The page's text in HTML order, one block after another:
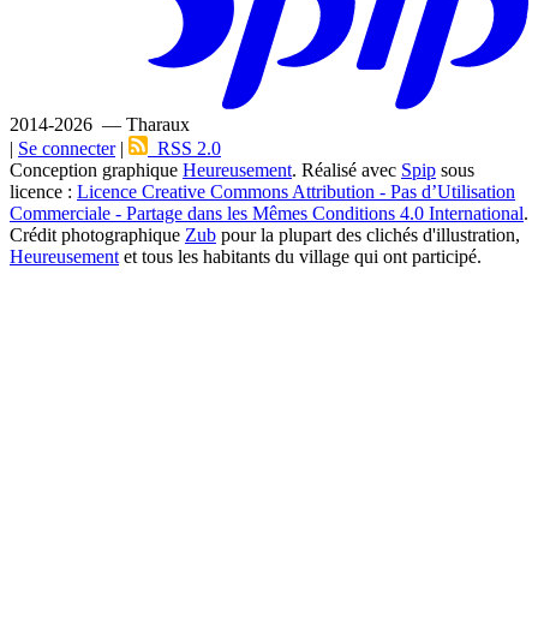
2014-2026 — Tharaux
| Se connecter|
RSS 2.0
Conception graphique Heureusement. Réalisé avec Spip sous
licence : Licence Creative Commons Attribution - Pas d’Utilisation
Commerciale - Partage dans les Mêmes Conditions 4.0 International.
Crédit photographique Zub pour la plupart des clichés d'illustration,
Heureusement et tous les habitants du village qui ont participé.